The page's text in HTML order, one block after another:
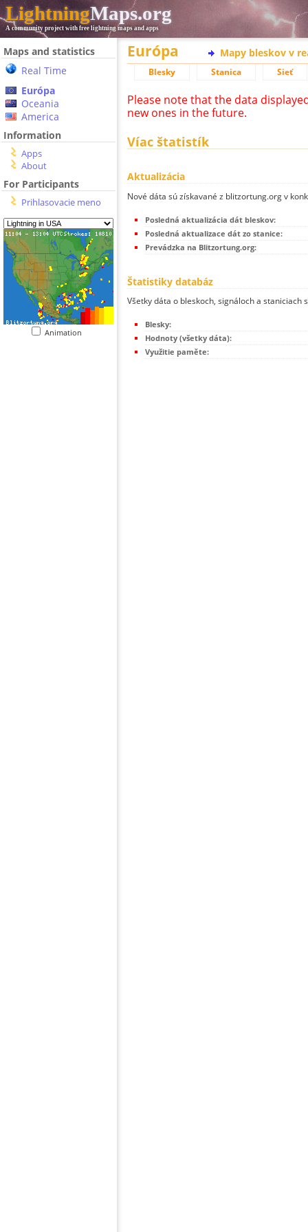
LightningMaps.org
A community project with free lightning maps and apps
Maps and statistics
Real Time
Európa
Oceania
America
Information
Apps
About
For Participants
Prihlasovacie meno
Animation
Európa Mapy bleskov v
Blesky Stanica Sieť
Please note that the data
new ones in the future.
Víac štatistík
Aktualizácia
Nové dáta sú získavané z blitzortung.org v
Posledná aktualizácia dát bleskov:
Posledná aktualizace dát zo stanice:
Prevádzka na Blitzortung.org:
Štatistiky databáz
Všetky dáta o bleskoch, signáloch a
Blesky:
Hodnoty (všetky dáta):
Využitie paměte: